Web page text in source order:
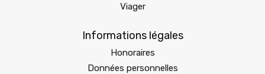
Viager
Informations légales
Honoraires
Données personnelles